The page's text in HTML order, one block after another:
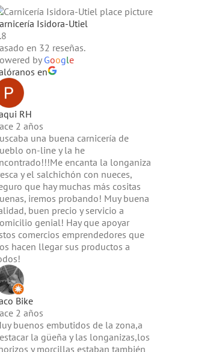
Isidora-Utiel
en 32 reseñas.
by Google
en
RH
2 años
una buena carnicería de
on-line y la he
encanta la longaniza
y el salchichón con nueces,
que hay muchas más cositas
iremos probando! Muy buena
buen precio y servicio a
genial! Hay que apoyar
comercios emprendedores que
hacen llegar sus productos a
Bike
2 años
buenos embutidos de la zona,a
la güeña y las longanizas,los
y morcillas estaban también